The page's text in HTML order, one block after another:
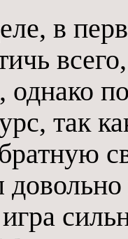
в
однако
так